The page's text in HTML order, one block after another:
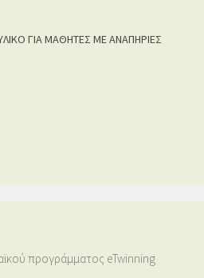
ΓΙΑ ΜΑΘΗΤΕΣ ΜΕ ΑΝΑΠΗΡΙΕΣ
προγράμματος eTwinning